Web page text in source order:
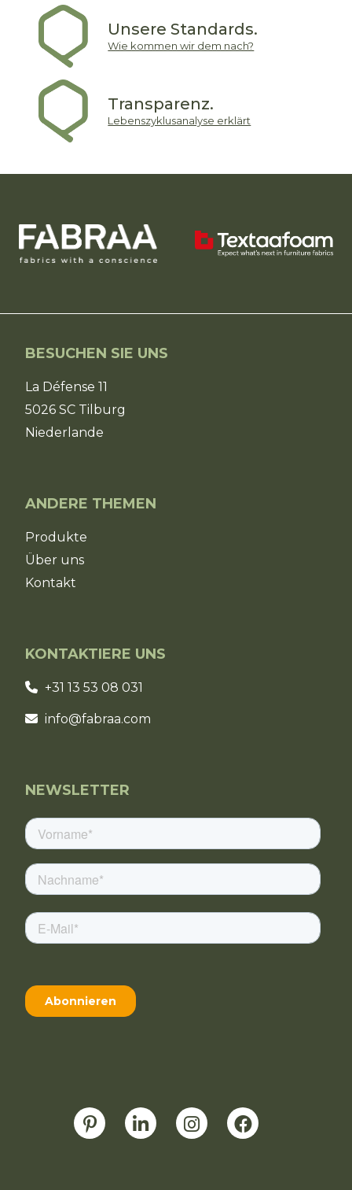
Unsere Standards.
Wie kommen wir dem nach?
Transparenz.
Lebenszyklusanalyse erklärt
BESUCHEN SIE UNS
La Défense 11
5026 SC Tilburg
Niederlande
ANDERE THEMEN
Produkte
Über uns
Kontakt
KONTAKTIERE UNS
+31 13 53 08 031
info@fabraa.com
NEWSLETTER